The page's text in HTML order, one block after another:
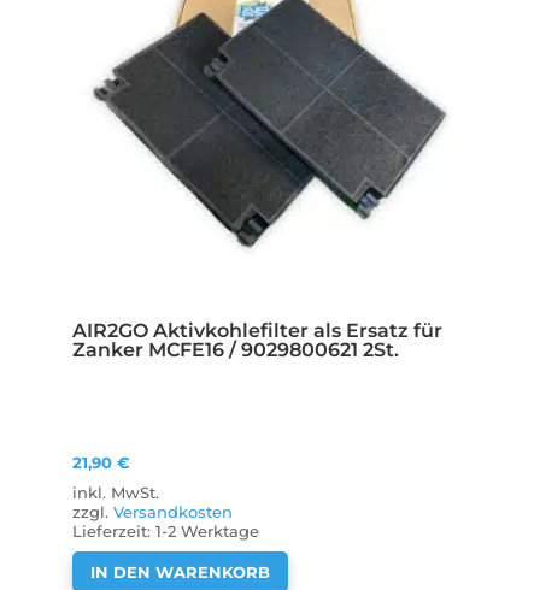
AIR2GO Aktivkohlefilter als Ersatz für
Zanker MCFE16 / 9029800621 2St.
21,90 €
inkl. MwSt.
zzgl. Versandkosten
Lieferzeit: 1-2 Werktage
IN DEN WARENKORB